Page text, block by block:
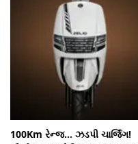
100Km રેન્જ... ઝડપી ચાર્જિંગ!